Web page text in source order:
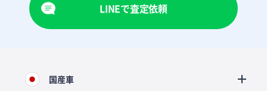
LINEで査定依頼
国産車